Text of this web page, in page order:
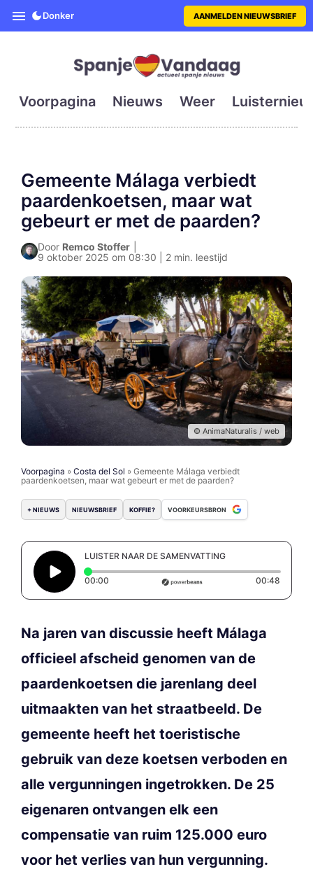
SpanjeVandaag is de eerste
Donker AANMELDEN NIEUWSBRIEF
Voorpagina Nieuws Weer
Gemeente Málaga verbiedt
paardenkoetsen, maar wat
gebeurt er met de paarden?
Door Remco Stoffer
9 oktober 2025 om 08:30 | 2 min. leestijd
© AnimaNaturalis / web
Voorpagina » Costa del Sol » Gemeente Málaga verbiedt
paardenkoetsen, maar wat gebeurt er met de paarden?
+ NIEUWS NIEUWSBRIEF KOFFIE? VOORKEURSBRON
LUISTER NAAR DE SAMENVATTING
00:00 Elapsed time: 0 seconds 00:48
Na jaren van discussie heeft Málaga
officieel afscheid genomen van de
paardenkoetsen die jarenlang deel
uitmaakten van het straatbeeld. De
gemeente heeft het toeristische
gebruik van deze koetsen verboden en
alle vergunningen ingetrokken. De 25
eigenaren ontvangen elk een
compensatie van ruim 125.000 euro
voor het verlies van hun vergunning.